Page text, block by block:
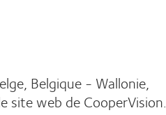
Belgique - Wallonie,
site web de CooperVision.